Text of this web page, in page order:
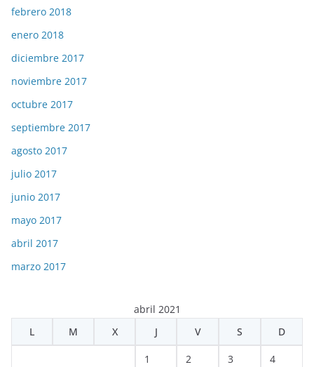
febrero 2018
enero 2018
diciembre 2017
noviembre 2017
octubre 2017
septiembre 2017
agosto 2017
julio 2017
junio 2017
mayo 2017
abril 2017
marzo 2017
abril 2021
L
M X J V S D
1 2 3 4